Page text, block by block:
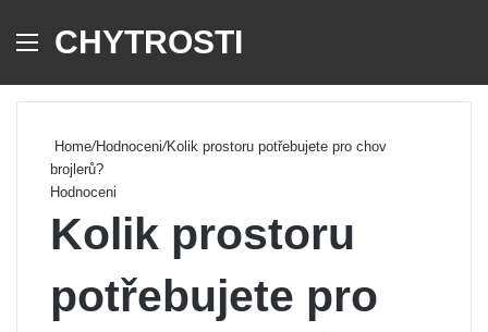
Menu
CHYTROSTI
Home/Hodnoceni/Kolik prostoru potřebujete pro chov
brojlerů?
Hodnoceni
Kolik prostoru
potřebujete pro